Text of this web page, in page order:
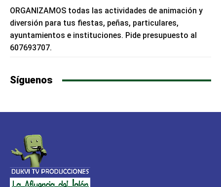
ORGANIZAMOS todas las actividades de animación y
diversión para tus fiestas, peñas, particulares,
ayuntamientos e instituciones. Pide presupuesto al
607693707.
Síguenos